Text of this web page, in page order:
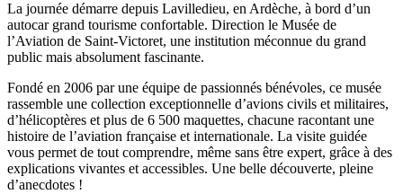
La journée démarre depuis Lavilledieu, en Ardèche, à bord d’un
autocar grand tourisme confortable. Direction le Musée de
l’Aviation de Saint-Victoret, une institution méconnue du grand
public mais absolument fascinante.
Fondé en 2006 par une équipe de passionnés bénévoles, ce musée
rassemble une collection exceptionnelle d’avions civils et militaires,
d’hélicoptères et plus de 6 500 maquettes, chacune racontant une
histoire de l’aviation française et internationale. La visite guidée
vous permet de tout comprendre, même sans être expert, grâce à des
explications vivantes et accessibles. Une belle découverte, pleine
d’anecdotes !